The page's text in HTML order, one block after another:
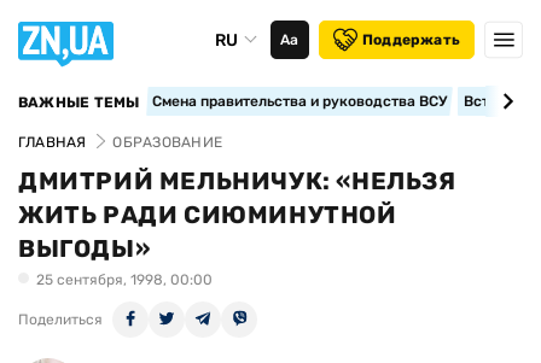
RU Аа Поддержать
ВАЖНЫЕ ТЕМЫ Смена правительства и руководства ВСУ
ГЛАВНАЯ ОБРАЗОВАНИЕ
ДМИТРИЙ МЕЛЬНИЧУК: «НЕЛЬЗЯ
ЖИТЬ РАДИ СИЮМИНУТНОЙ
ВЫГОДЫ»
25 сентября, 1998, 00:00
Поделиться